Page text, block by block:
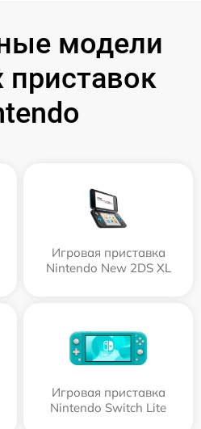
модели
Игровая приставка
Nintendo New 2DS XL
Игровая приставка
Nintendo Switch Lite